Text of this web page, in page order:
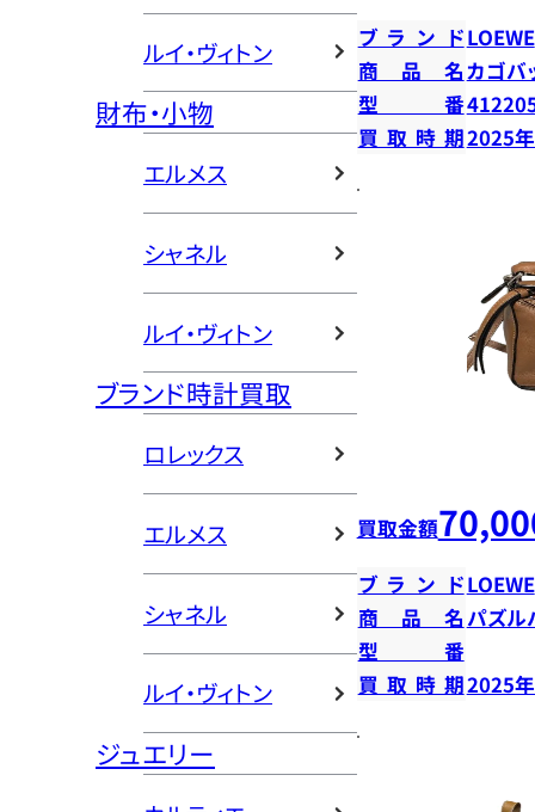
ルイ・ヴィトン
財布・小物
エルメス
シャネル
ルイ・ヴィトン
ブランド時計買取
ロレックス
エルメス
シャネル
ルイ・ヴィトン
ジュエリー
ブランドLOEWE
商品名カゴバ
型番
買取時期2025
買取金額
ブランドLOEWE
商品名パズル
型番
買取時期2025